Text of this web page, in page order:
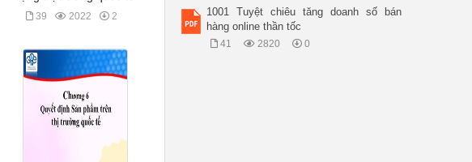
39 2022 2
1001 Tuyệt chiêu tăng doanh số bán
hàng online thần tốc
41 2820 0